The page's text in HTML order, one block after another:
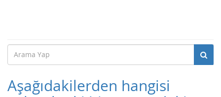
Aşağıdakilerden hangisi